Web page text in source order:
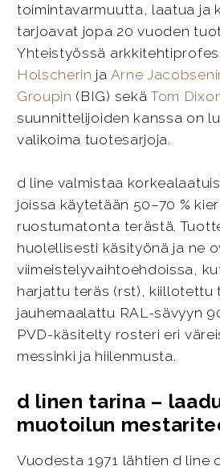
toimintavarmuutta, laatua ja
tarjoavat jopa 20 vuoden
Yhteistyössä
Holscherin ja Arne
Groupin (BIG) sekä Tom
suunnittelijoiden kanssa on
valikoima tuotesarjoja.
d line valmistaa
joissa käytetään 50–70 %
ruostumatonta terästä.
huolellisesti käsityönä ja ne
viimeistelyvaihtoehdoissa,
harjattu teräs (rst), kiillotettu
jauhemaalattu RAL-sävyyn
PVD-käsitelty rosteri eri
messinki ja hiilenmusta.
d linen tarina –
muotoilun
Vuodesta 1971 lähtien d line